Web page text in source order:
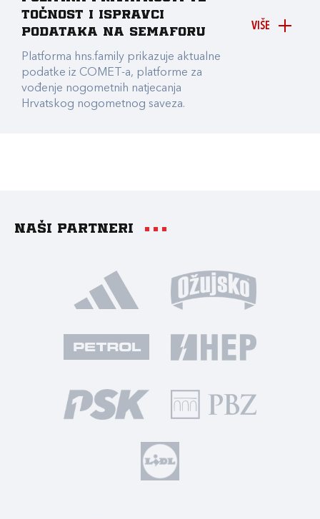
VIŠE
točnost i ispravci
podataka na Semaforu
Platforma hns.family prikazuje aktualne
podatke iz COMET-a, platforme za
vođenje nogometnih natjecanja
Hrvatskog nogometnog saveza.
Naši partneri